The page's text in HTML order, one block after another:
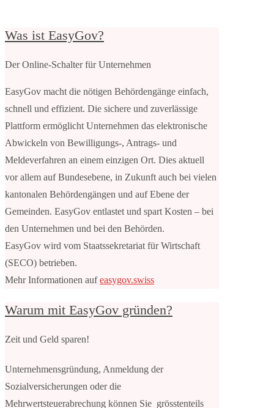
Was ist EasyGov?
Der Online-Schalter für Unternehmen
EasyGov macht die nötigen Behördengänge einfach,
schnell und effizient. Die sichere und zuverlässige
Plattform ermöglicht Unternehmen das elektronische
Abwickeln von Bewilligungs-, Antrags- und
Meldeverfahren an einem einzigen Ort. Dies aktuell
vor allem auf Bundesebene, in Zukunft auch bei vielen
kantonalen Behördengängen und auf Ebene der
Gemeinden. EasyGov entlastet und spart Kosten – bei
den Unternehmen und bei den Behörden.
EasyGov wird vom Staatssekretariat für Wirtschaft
(SECO) betrieben.
Mehr Informationen aufeasygov.swiss
Warum mit EasyGov gründen?
Zeit und Geld sparen!
Unternehmensgründung, Anmeldung der
Sozialversicherungen oder die
Mehrwertsteuerabrechung können Sie grösstenteils